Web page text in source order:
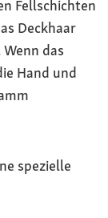
Fellschichten
Deckhaar
das
Hand und
spezielle